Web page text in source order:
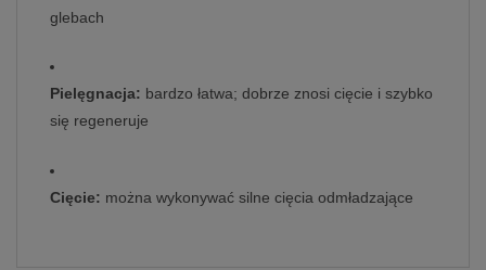
glebach
Pielęgnacja: bardzo łatwa; dobrze znosi cięcie i szybko
się regeneruje
Cięcie: można wykonywać silne cięcia odmładzające